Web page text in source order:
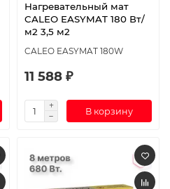
Нагревательный мат
CALEO EASYMAT 180 Вт/
м2 3,5 м2
CALEO EASYMAT 180W
11 588 ₽
В корзину